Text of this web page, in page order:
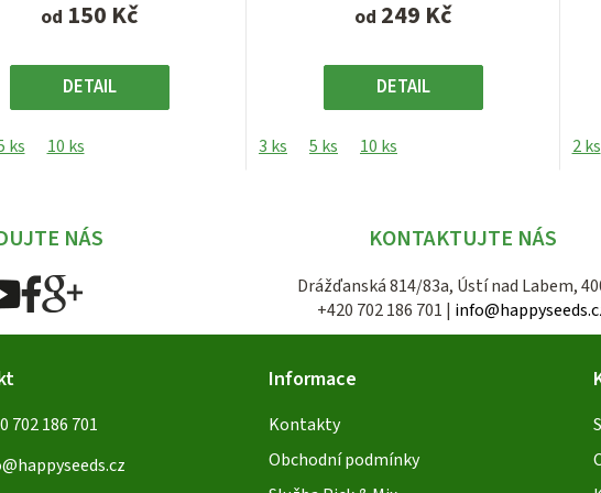
od 150 Kč
DETAIL
ks 10 ks
od 249 Kč
DETAIL
3 ks 5 ks 10 ks 2 ks
NÁS KONTAKTUJTE NÁS
Drážďanská 814/83a, Ústí nad Labem,
+420 702 186 701 |
@happyseeds.cz
702 186 701
Informace
Kontakty
Obchodní podmínky